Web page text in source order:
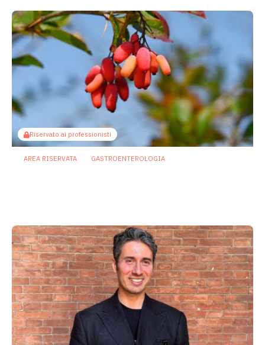
Riservato ai professionisti
AREA RISERVATA GASTROENTEROLOGIA